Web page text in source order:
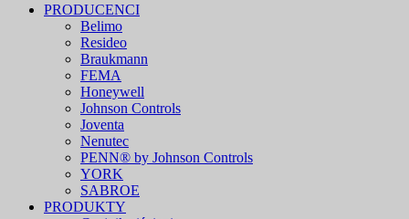
PRODUCENCI
Belimo
Resideo
Braukmann
FEMA
Honeywell
Johnson Controls
Joventa
Nenutec
PENN® by Johnson Controls
YORK
SABROE
PRODUKTY